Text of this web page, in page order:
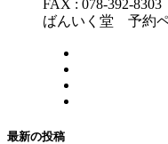
FAX : 078-392-8303
ばんいく堂 予約
最新の投稿